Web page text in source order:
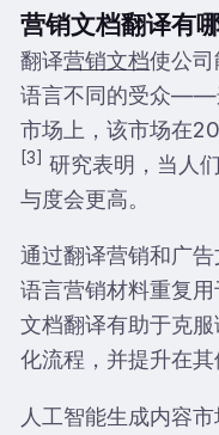
营销文档翻译有
翻译营销文档使公
语言不同的受众——
市场上，该市场在
[3]
研究表明，当人
与度会更高。
通过翻译营销和广
语言营销材料重复
文档翻译有助于克
化流程，并提升在其
人工智能生成内容